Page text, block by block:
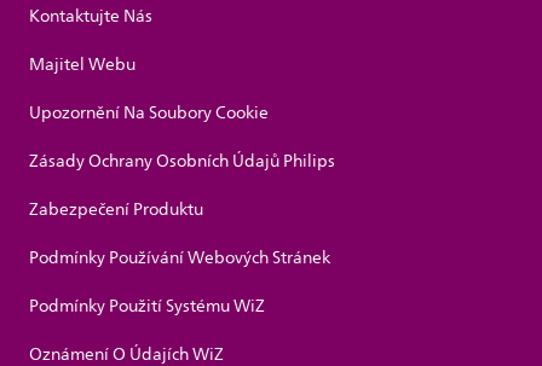
Kontaktujte Nás
Majitel Webu
Upozornění Na Soubory Cookie
Zásady Ochrany Osobních Údajů Philips
Zabezpečení Produktu
Podmínky Používání Webových Stránek
Podmínky Použití Systému WiZ
Oznámení O Údajích WiZ